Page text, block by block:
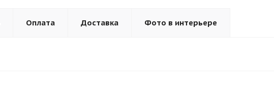
Оплата Доставка Фото в интерьере